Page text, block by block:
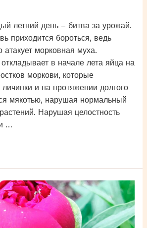
летний день – битва за урожай.
приходится бороться, ведь
атакует морковная муха.
в начале лета яйца на
моркови, которые
и на протяжении долгого
мякотью, нарушая нормальный
Нарушая целостность
…